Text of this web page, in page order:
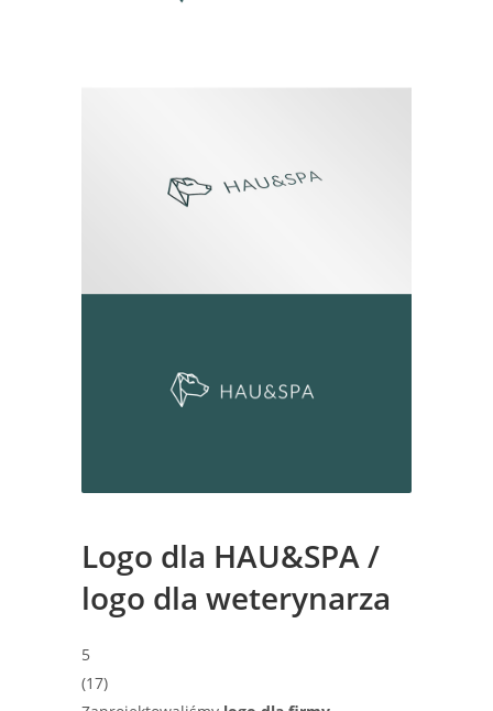
Logo dla HAU&SPA /
logo dla weterynarza
5
(17)